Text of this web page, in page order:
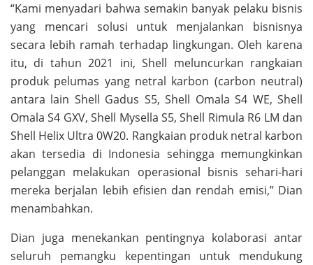
“Kami menyadari bahwa semakin banyak pelaku bisnis
yang mencari solusi untuk menjalankan bisnisnya
secara lebih ramah terhadap lingkungan. Oleh karena
itu, di tahun 2021 ini, Shell meluncurkan rangkaian
produk pelumas yang netral karbon (carbon neutral)
antara lain Shell Gadus S5, Shell Omala S4 WE, Shell
Omala S4 GXV, Shell Mysella S5, Shell Rimula R6 LM dan
Shell Helix Ultra 0W20. Rangkaian produk netral karbon
akan tersedia di Indonesia sehingga memungkinkan
pelanggan melakukan operasional bisnis sehari-hari
mereka berjalan lebih efisien dan rendah emisi,” Dian
menambahkan.
Dian juga menekankan pentingnya kolaborasi antar
seluruh pemangku kepentingan untuk mendukung